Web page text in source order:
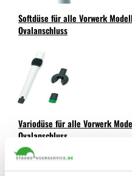
Softdüse für alle Vorwerk
Ovalanschluss
Variodüse für alle Vorwerk
Ovalanschluss